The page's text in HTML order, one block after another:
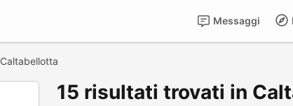
Messaggi
Caltabellotta
15 risultati trovati in